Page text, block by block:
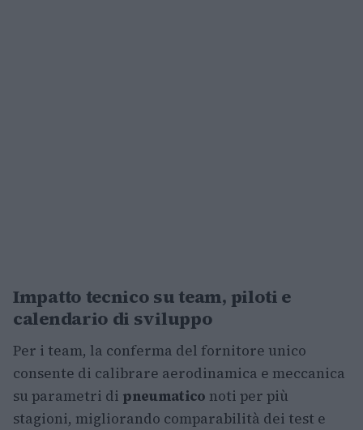
Impatto tecnico su team, piloti e
calendario di sviluppo
Per i team, la conferma del fornitore unico
consente di calibrare aerodinamica e meccanica
su parametri di pneumatico noti per più
stagioni, migliorando comparabilità dei test e